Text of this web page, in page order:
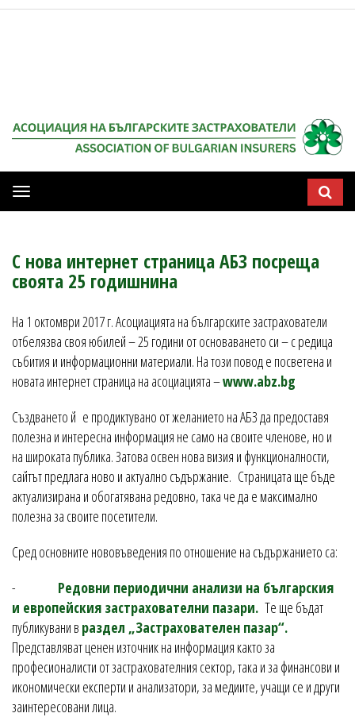
Мобилна
навигация
С нова интернет страница АБЗ посреща
своята 25 годишнина
На 1 октомври 2017 г. Асоциацията на българските застрахователи
отбелязва своя юбилей – 25 години от основаването си – с редица
събития и информационни материали. На този повод е посветена и
новата интернет страница на асоциацията –www.abz.bg
Създването й е продиктувано от желанието на АБЗ да предоставя
полезна и интересна информация не само на своите членове, но и
на широката публика. Затова освен нова визия и функционалности,
сайтът предлага ново и актуално съдържание. Страницата ще бъде
актуализирана и обогатявана редовно, така че да е максимално
полезна за своите посетители.
Сред основните нововъведения по отношение на съдържанието са:
- Редовни периодични анализи на българския
и европейския застрахователни пазари. Те ще бъдат
публикувани в раздел „Застрахователен пазар“.
Представляват ценен източник на информация както за
професионалисти от застрахователния сектор, така и за финансови и
икономически експерти и анализатори, за медиите, учащи се и други
заинтересовани лица.